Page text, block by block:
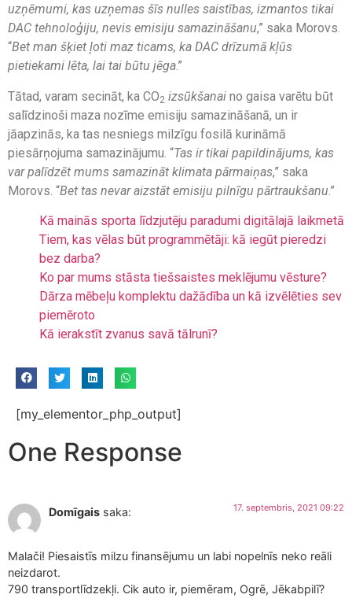
uzņēmumi, kas uzņemas šīs nulles saistības, izmantos tikai
DAC tehnoloģiju, nevis emisiju samazināšanu,” saka Morovs.
“Bet man šķiet ļoti maz ticams, ka DAC drīzumā kļūs
pietiekami lēta, lai tai būtu jēga.”
Tātad, varam secināt, ka CO2 izsūkšanai no gaisa varētu būt
salīdzinoši maza nozīme emisiju samazināšanā, un ir
jāapzinās, ka tas nesniegs milzīgu fosilā kurināmā
piesārņojuma samazinājumu. “Tas ir tikai papildinājums, kas
var palīdzēt mums samazināt klimata pārmaiņas,” saka
Morovs. “Bet tas nevar aizstāt emisiju pilnīgu pārtraukšanu .”
Kā mainās sporta līdzjutēju paradumi digitālajā laikmetā
Tiem, kas vēlas būt programmētāji: kā iegūt pieredzi
bez darba?
Ko par mums stāsta tiešsaistes meklējumu vēsture?
Dārza mēbeļu komplektu dažādība un kā izvēlēties sev
piemēroto
Kā ierakstīt zvanus savā tālrunī?
[my_elementor_php_output]
One Response
Domīgais saka: 17. septembris, 2021 09:22
Malači! Piesaistīs milzu finansējumu un labi nopelnīs neko reāli
neizdarot.
790 transportlīdzekļi. Cik auto ir, piemēram, Ogrē, Jēkabpilī?